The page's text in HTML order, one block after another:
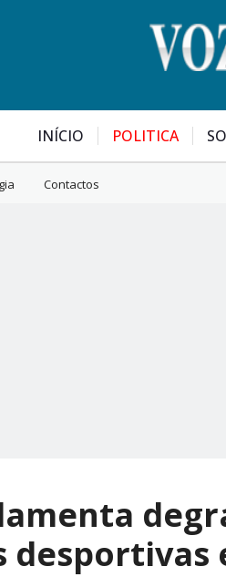
INÍCIO POLITICA
Contactos